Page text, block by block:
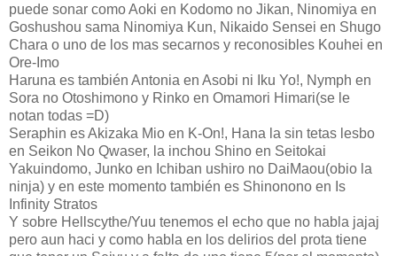
puede sonar como Aoki en Kodomo no Jikan, Ninomiya en
Goshushou sama Ninomiya Kun, Nikaido Sensei en Shugo
Chara o uno de los mas secarnos y reconosibles Kouhei en
Ore-Imo
Haruna es también Antonia en Asobi ni Iku Yo!, Nymph en
Sora no Otoshimono y Rinko en Omamori Himari(se le
notan todas =D)
Seraphin es Akizaka Mio en K-On!, Hana la sin tetas lesbo
en Seikon No Qwaser, la inchou Shino en Seitokai
Yakuindomo, Junko en Ichiban ushiro no DaiMaou(obio la
ninja) y en este momento también es Shinonono en Is
Infinity Stratos
Y sobre Hellscythe/Yuu tenemos el echo que no habla jajaj
pero aun haci y como habla en los delirios del prota tiene